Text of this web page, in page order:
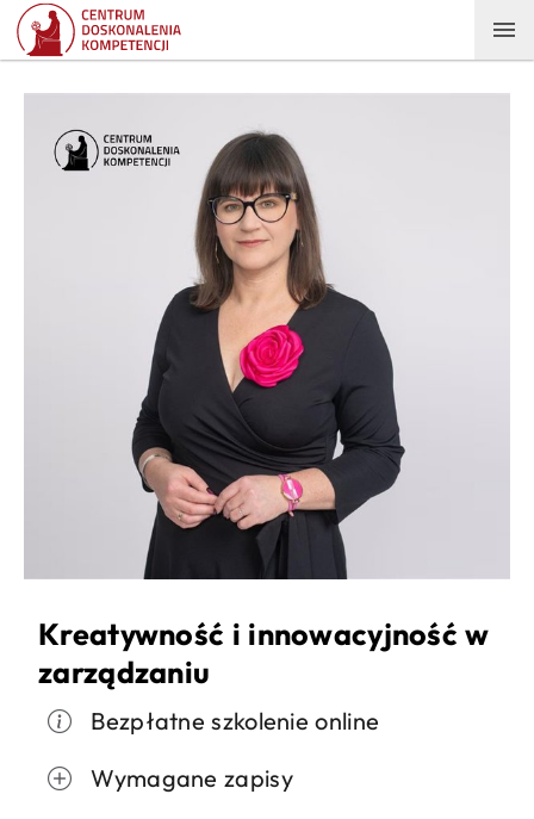
Kreatywność i innowacyjność w
zarządzaniu
Bezpłatne szkolenie online
Wymagane zapisy